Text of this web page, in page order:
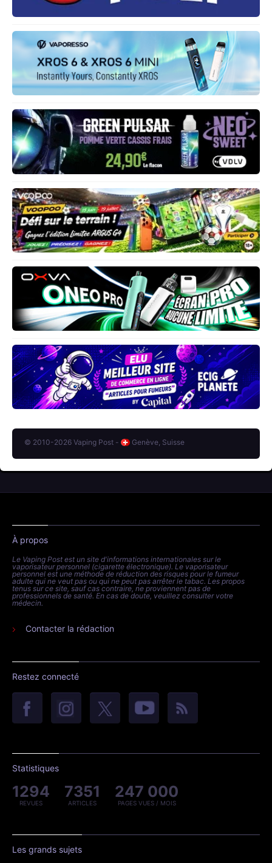
© 2010-2026 Vaping Post - Genève, Suisse
À propos
Le Vaping Post est un site d'informations internationales sur le
vaporisateur personnel (cigarette électronique). Le vaporisateur
personnel est une méthode de réduction des risques pour le fumeur
adulte qui ne veut pas ou qui ne peut pas arrêter le tabac. Les propos
tenus sur ce site, sauf cas contraire, ne proviennent pas de
professionnels de santé. En cas de doute, veuillez consulter votre
médecin.
Contacter la rédaction
Restez connecté
Statistiques
1294
REVUES
7351
ARTICLES
247 000
PAGES VUES / MOIS
Les grands sujets